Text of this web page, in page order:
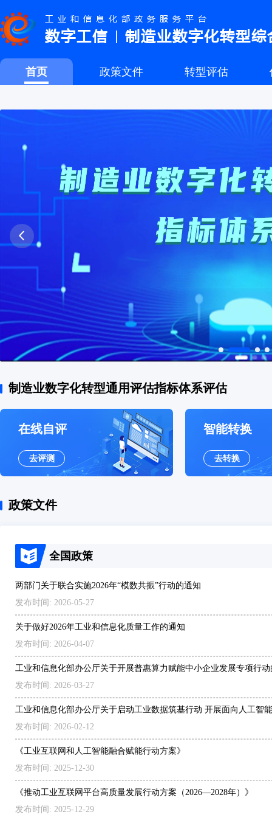
工业和信息化部政务服务平台
数字工信 ｜ 制造业数字化转型
首页 政策文件 转型评估
制造业数字化转型通用评估指标体系评估
在线自评
去评测
智能转换
去转换
政策文件
全国政策
两部门关于联合实施2026年“模数共振”行动的通知
发布时间: 2026-05-27
关于做好2026年工业和信息化质量工作的通知
发布时间: 2026-04-07
工业和信息化部办公厅关于开展普惠算力赋能中小企业发展专项行
发布时间: 2026-03-27
工业和信息化部办公厅关于启动工业数据筑基行动 开展面向人工智
业数据集建设先行先试的通知
发布时间: 2026-02-12
《工业互联网和人工智能融合赋能行动方案》
发布时间: 2025-12-30
《推动工业互联网平台高质量发展行动方案（2026—2028年）》
发布时间: 2025-12-29